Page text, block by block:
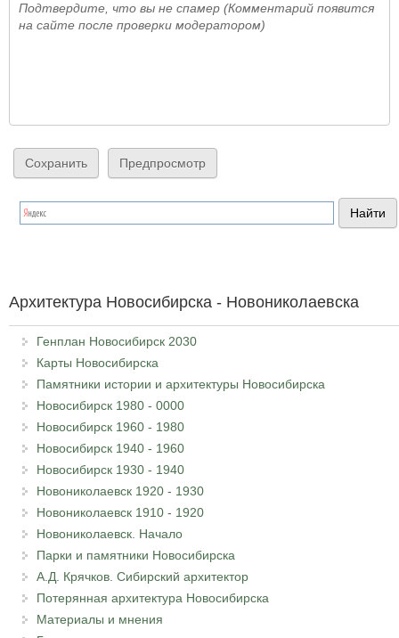
Подтвердите, что вы не спамер (Комментарий появится
на сайте после проверки модератором)
Архитектура Новосибирска - Новониколаевска
Генплан Новосибирск 2030
Карты Новосибирска
Памятники истории и архитектуры Новосибирска
Новосибирск 1980 - 0000
Новосибирск 1960 - 1980
Новосибирск 1940 - 1960
Новосибирск 1930 - 1940
Новониколаевск 1920 - 1930
Новониколаевск 1910 - 1920
Новониколаевск. Начало
Парки и памятники Новосибирска
А.Д. Крячков. Сибирский архитектор
Потерянная архитектура Новосибирска
Материалы и мнения